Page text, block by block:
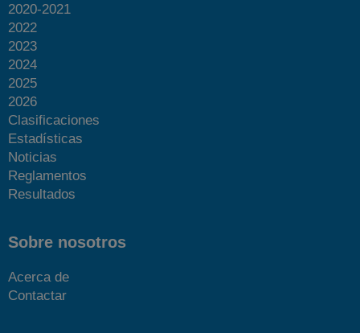
2020-2021
2022
2023
2024
2025
2026
Clasificaciones
Estadísticas
Noticias
Reglamentos
Resultados
Sobre nosotros
Acerca de
Contactar